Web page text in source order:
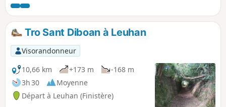
par des crêtes et des éperons rocheux,
offre aussi de superbes panoramas sur
le Bassin de Châteaulin où coule l’Aulne
canalisée et les Monts d’Arrée.
Tro Sant Diboan à Leuhan
Visorandonneur
10,66 km
+173 m
-168 m
3h 30
Moyenne
Départ à Leuhan (Finistère)